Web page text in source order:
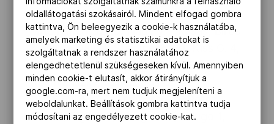
(azeri), Alexandrescu (román)
MAGYARORSZÁG: Nagy V. – Kásás, Biros
3, Varga Dániel, Steinmetz Á. 1, Kiss G. 4,
Madaras 1. Cs: Varga T., Varga Dénes,
Hosnyánszky, Szivós, Kis G. 1.
OLASZORSZÁG: Tempesti – A. Perez,
Gitto 1, Figlioli 2, Giorgetti 2, Felugo 1,
oldallátogatási szokásairól. Mindent elfogad gombra
kattintva, Ön beleegyezik a cookie-k használatába,
amelyek marketing és statisztikai adatokat is
szolgáltatnak a rendszer használatához
elengedhetetlenül szükségeseken kívül. Amennyiben
minden cookie-t elutasít, akkor átirányítjuk a
google.com-ra, mert nem tudjuk megjeleníteni a
weboldalunkat. Beállítások gombra kattintva tudja
módosítani az engedélyezett cookie-kat.